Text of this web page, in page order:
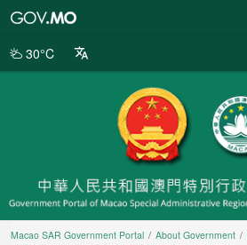
Portal
30°C
Macao SAR Government Portal About Government